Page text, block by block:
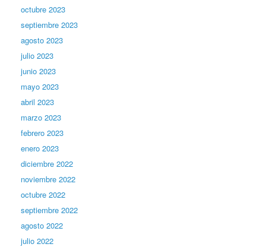
octubre 2023
septiembre 2023
agosto 2023
julio 2023
junio 2023
mayo 2023
abril 2023
marzo 2023
febrero 2023
enero 2023
diciembre 2022
noviembre 2022
octubre 2022
septiembre 2022
agosto 2022
julio 2022